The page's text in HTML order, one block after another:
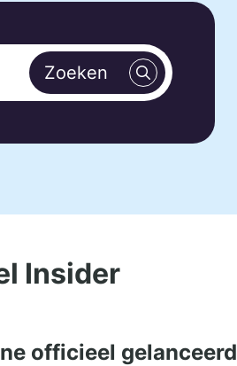
Zoeken
Insider
officieel gelanceerd